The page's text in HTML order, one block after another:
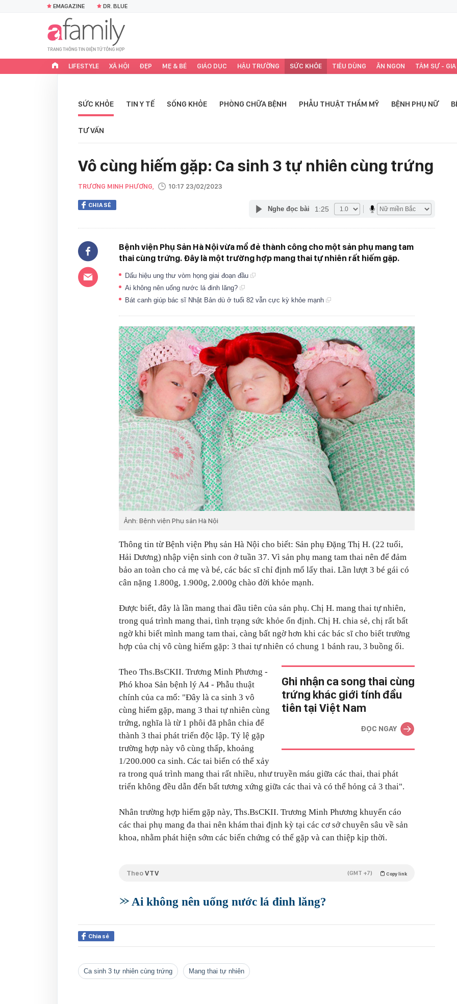
EMAGAZINE DR. BLUE
LIFESTYLE XÃ HỘI ĐẸP MẸ & BÉ GIÁO DỤC HẬU TRƯỜNG SỨC KHỎE TIÊU DÙNG ĂN NGON TÂM SỰ -
SỨC KHỎE TIN Y TẾ SỐNG KHỎE PHÒNG CHỮA BỆNH PHẪU THUẬT THẨM MỸ BỆNH PHỤ NỮ
TƯ VẤN
Vô cùng hiếm gặp: Ca sinh 3 tự nhiên cùng trứng
TRƯƠNG MINH PHƯƠNG, 10:17 23/02/2023
CHIA SẺ Nghe đọc bài 1:25
Bệnh viện Phụ Sản Hà Nội vừa mổ đẻ thành công cho một sản phụ mang tam
thai cùng trứng. Đây là một trường hợp mang thai tự nhiên rất hiếm gặp.
Dấu hiệu ung thư vòm họng giai đoạn đầu
Ai không nên uống nước lá đinh lăng?
Bát canh giúp bác sĩ Nhật Bản dù ở tuổi 82 vẫn cực kỳ khỏe mạnh
Ảnh: Bệnh viện Phụ sản Hà Nội
Thông tin từ Bệnh viện Phụ sản Hà Nội cho biết: Sản phụ Đặng Thị H. (22 tuổi,
Hải Dương) nhập viện sinh con ở tuần 37. Vì sản phụ mang tam thai nên để đảm
bảo an toàn cho cả mẹ và bé, các bác sĩ chỉ định mổ lấy thai. Lần lượt 3 bé gái có
cân nặng 1.800g, 1.900g, 2.000g chào đời khỏe mạnh.
Được biết, đây là lần mang thai đầu tiên của sản phụ. Chị H. mang thai tự nhiên,
trong quá trình mang thai, tình trạng sức khỏe ổn định. Chị H. chia sẻ, chị rất bất
ngờ khi biết mình mang tam thai, càng bất ngờ hơn khi các bác sĩ cho biết trường
hợp của chị vô cùng hiếm gặp: 3 thai tự nhiên có chung 1 bánh rau, 3 buồng ối.
Ghi nhận ca song thai cùng
trứng khác giới tính đầu
tiên tại Việt Nam
ĐỌC NGAY
Theo Ths.BsCKII. Trương Minh Phương -
Phó khoa Sản bệnh lý A4 - Phẫu thuật
chính của ca mổ: "Đây là ca sinh 3 vô
cùng hiếm gặp, mang 3 thai tự nhiên cùng
trứng, nghĩa là từ 1 phôi đã phân chia để
thành 3 thai phát triển độc lập. Tỷ lệ gặp
trường hợp này vô cùng thấp, khoảng
1/200.000 ca sinh. Các tai biến có thể xảy
ra trong quá trình mang thai rất nhiều, như truyền máu giữa các thai, thai phát
triển không đều dẫn đến bất tương xứng giữa các thai và có thể hỏng cả 3 thai".
Nhân trường hợp hiếm gặp này, Ths.BsCKII. Trương Minh Phương khuyến cáo
các thai phụ mang đa thai nên khám thai định kỳ tại các cơ sở chuyên sâu về sản
khoa, nhằm phát hiện sớm các biến chứng có thể gặp và can thiệp kịp thời.
TheoVTV Copy link
(GMT +7)
Ai không nên uống nước lá đinh lăng?
Chia sẻ
Ca sinh 3 tự nhiên cùng trứng mang thai tự nhiên